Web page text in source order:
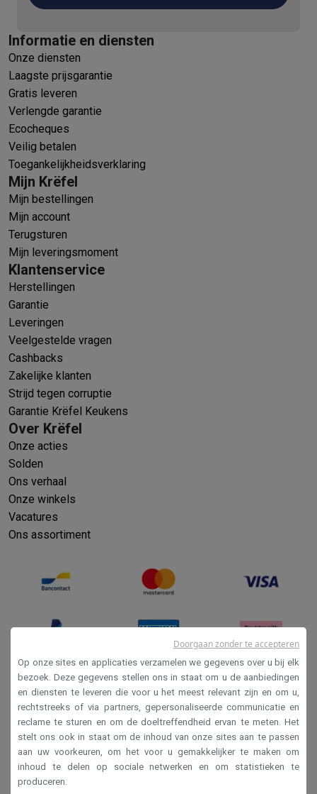
Informatie en diensten
Onze diensten
Laagste prijsgarantie
Gratis leveren
Verlengde garantie
Ecocheques
Veilig betalen
Toegankelijkheidsverklaring
Mijn Krëfel
Mijn bestellingen
Mijn account
Terugsturen
Mijn leveringsmoment
Klantenservice
Herstellingen
Garantie
Leveringen
Veelgestelde vragen
Cashbacks
Zakelijke klanten
Strijd tegen corruptie
Garantie Krëfel Keukens
Over Krëfel
Onze acties
Solden
Ons verhaal
Onze winkels
Vacatures
Ons assortiment
Verkoopsvoorwaarden
Privacy
Disclaimer
Cookies
Op onze sites en applicaties verzamelen we gegevens over u bij elk
bezoek. Deze gegevens stellen ons in staat om u de aanbiedingen
en diensten te leveren die voor u het meest relevant zijn en om u,
rechtstreeks of via partners, gepersonaliseerde communicatie en
reclame te sturen en om de doeltreffendheid ervan te meten. Het
stelt ons ook in staat om de inhoud van onze sites aan te passen
aan uw voorkeuren, om het voor u gemakkelijker te maken om
inhoud te delen op sociale netwerken en om statistieken te
produceren.
Doorgaan zonder te accepteren